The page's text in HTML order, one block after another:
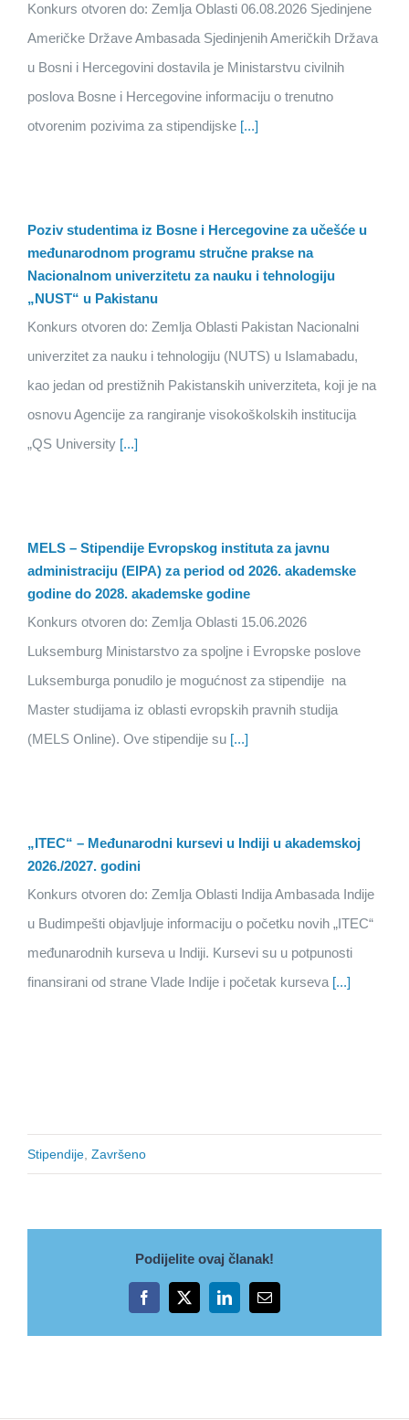
Konkurs otvoren do: Zemlja Oblasti 06.08.2026 Sjedinjene
Američke Države Ambasada Sjedinjenih Američkih Država
u Bosni i Hercegovini dostavila je Ministarstvu civilnih
poslova Bosne i Hercegovine informaciju o trenutno
otvorenim pozivima za stipendijske [...]
Poziv studentima iz Bosne i Hercegovine za učešće u
međunarodnom programu stručne prakse na
Nacionalnom univerzitetu za nauku i tehnologiju
„NUST“ u Pakistanu
Konkurs otvoren do: Zemlja Oblasti Pakistan Nacionalni
univerzitet za nauku i tehnologiju (NUTS) u Islamabadu,
kao jedan od prestižnih Pakistanskih univerziteta, koji je na
osnovu Agencije za rangiranje visokoškolskih institucija
„QS University [...]
MELS – Stipendije Evropskog instituta za javnu
administraciju (EIPA) za period od 2026. akademske
godine do 2028. akademske godine
Konkurs otvoren do: Zemlja Oblasti 15.06.2026
Luksemburg Ministarstvo za spoljne i Evropske poslove
Luksemburga ponudilo je mogućnost za stipendije na
Master studijama iz oblasti evropskih pravnih studija
(MELS Online). Ove stipendije su [...]
„ITEC“ – Međunarodni kursevi u Indiji u akademskoj
2026./2027. godini
Konkurs otvoren do: Zemlja Oblasti Indija Ambasada Indije
u Budimpešti objavljuje informaciju o početku novih „ITEC“
međunarodnih kurseva u Indiji. Kursevi su u potpunosti
finansirani od strane Vlade Indije i početak kurseva [...]
Stipendije, Završeno
Podijelite ovaj članak!
Facebook
X LinkedInEmail